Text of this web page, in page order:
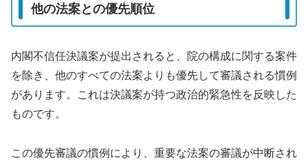
他の法案との優先順位
内閣不信任決議案が提出されると、院の構成に関する案件
を除き、他のすべての法案よりも優先して審議される慣例
があります。これは決議案が持つ政治的緊急性を反映した
ものです。
この優先審議の慣例により、重要な法案の審議が中断され